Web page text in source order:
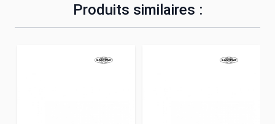
Produits similaires :